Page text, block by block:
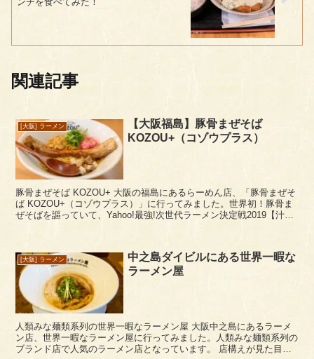
関連記事
[大阪] ラーメン
【大阪福島】豚骨まぜそば
KOZOU+（コゾウプラス）
豚骨まぜそば KOZOU+ 大阪の福島にあるらーめん店、「豚骨まぜそ
ば KOZOU+（コゾウプラス）」に行ってみました。世界初！豚骨ま
ぜそばを謳っていて、Yahoo!最強!次世代ラーメン決定戦2019【汁な
[大阪] ラーメン
中之島ダイビルにある世界一暇な
ラーメン屋
人類みな麺類系列の世界一暇なラーメン屋 大阪中之島にあるラーメ
ン店、世界一暇なラーメン屋に行ってみました。人類みな麺類系列の
ブランド店で人気のラーメン店となっています。 店構えが見た目か